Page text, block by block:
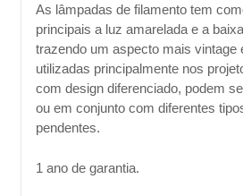
As lâmpadas de filamento tem
principais a luz amarelada e a
trazendo um aspecto mais vintage
utilizadas principalmente nos
com design diferenciado, podem
ou em conjunto com diferentes
pendentes.
1 ano de garantia.